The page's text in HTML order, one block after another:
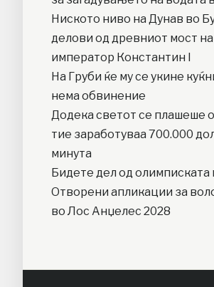
Ниското ниво на Дунав во
делови од древниот мост
император Константин I
На Груби ќе му се укине
нема обвинение
Додека светот се плашеше
тие заработуваа 700.000
минута
Бидете дел од олимписката
Отворени апликации за
во Лос Анџелес 2028